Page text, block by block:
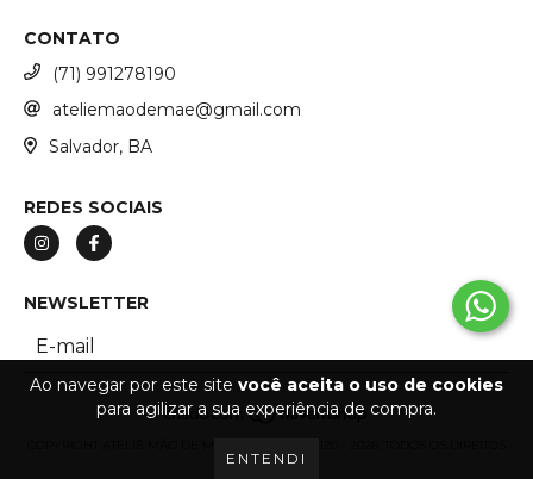
Ao navegar por este site você aceita o uso de cookies
para agilizar a sua experiência de compra.
ENTENDI
CONTATO
(71) 991278190
ateliemaodemae@gmail.com
Salvador, BA
REDES SOCIAIS
NEWSLETTER